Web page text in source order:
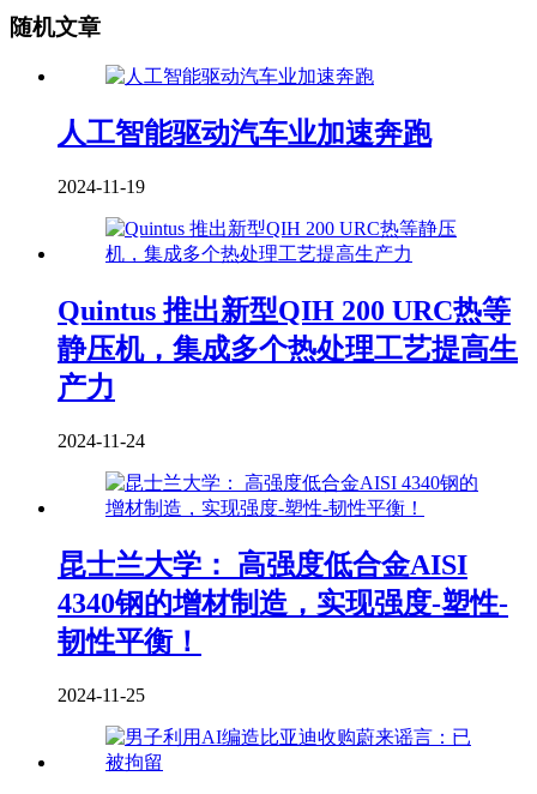
随机文章
人工智能驱动汽车业加速奔跑
2024-11-19
Quintus 推出新型QIH 200 URC热等
静压机，集成多个热处理工艺提高生
产力
2024-11-24
昆士兰大学： 高强度低合金AISI
4340钢的增材制造，实现强度-塑性-
韧性平衡！
2024-11-25